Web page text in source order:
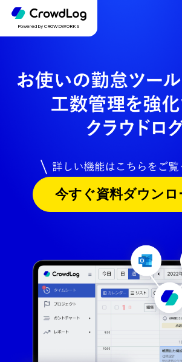
Powered by CROWDWORKS
今すぐ資料ダウンロ